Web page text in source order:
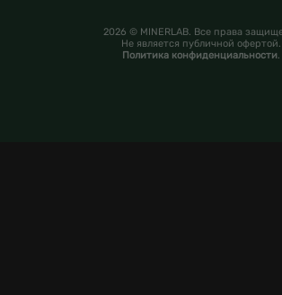
2026 © MINERLAB. Все права
Не является публичной офертой.
Политика конфиденциальности.